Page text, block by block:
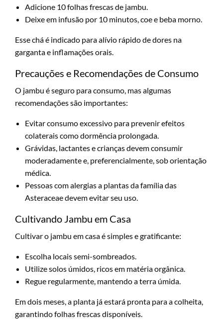
Adicione 10 folhas frescas de jambu.
Deixe em infusão por 10 minutos, coe e beba morno.
Esse chá é indicado para alívio rápido de dores na
garganta e inflamações orais.
Precauções e Recomendações de Consumo
O jambu é seguro para consumo, mas algumas
recomendações são importantes:
Evitar consumo excessivo para prevenir efeitos
colaterais como dormência prolongada.
Grávidas, lactantes e crianças devem consumir
moderadamente e, preferencialmente, sob orientação
médica.
Pessoas com alergias a plantas da família das
Asteraceae devem evitar seu uso.
Cultivando Jambu em Casa
Cultivar o jambu em casa é simples e gratificante:
Escolha locais semi-sombreados.
Utilize solos úmidos, ricos em matéria orgânica.
Regue regularmente, mantendo a terra úmida.
Em dois meses, a planta já estará pronta para a colheita,
garantindo folhas frescas disponíveis.